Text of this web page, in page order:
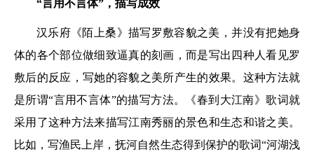
“言用不言体”，描写成效
汉乐府《陌上桑》描写罗敷容貌之美，并没有把她身
体的各个部位做细致逼真的刻画，而是写出四种人看见罗
敷后的反应，写她的容貌之美所产生的效果。这种方法就
是所谓“言用不言体”的描写方法。《春到大江南》歌词就
采用了这种方法来描写江南秀丽的景色和生态和谐之美。
比如，写渔民上岸，抚河自然生态得到保护的歌词“河湖浅